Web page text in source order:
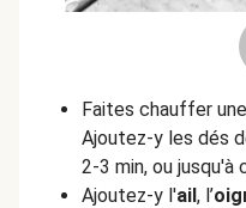
Faites chauffer
Ajoutez-y les dés
2-3 min, ou jusqu'à
Ajoutez-y l'ail, l’